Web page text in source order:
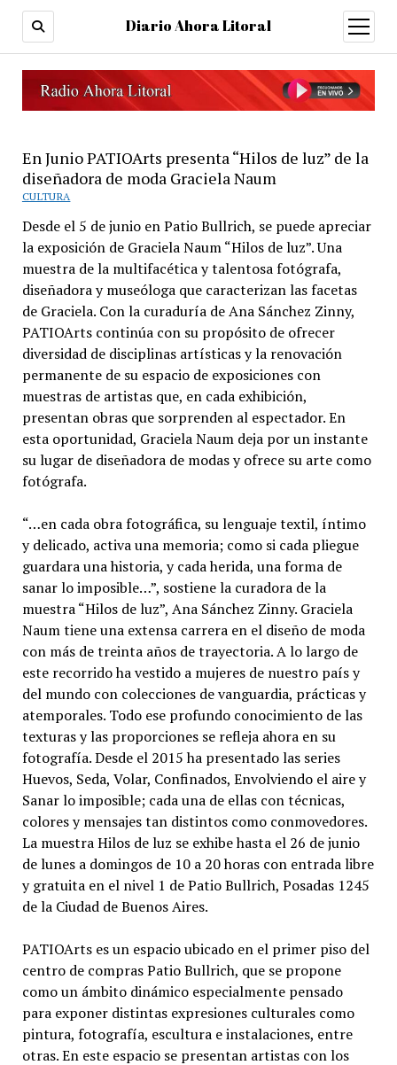
Diario Ahora Litoral
open
menu
En Junio PATIOArts presenta “Hilos de luz” de la
diseñadora de moda Graciela Naum
CULTURA
Desde el 5 de junio en Patio Bullrich, se puede apreciar
la exposición de Graciela Naum “Hilos de luz”. Una
muestra de la multifacética y talentosa fotógrafa,
diseñadora y museóloga que caracterizan las facetas
de Graciela. Con la curaduría de Ana Sánchez Zinny,
PATIOArts continúa con su propósito de ofrecer
diversidad de disciplinas artísticas y la renovación
permanente de su espacio de exposiciones con
muestras de artistas que, en cada exhibición,
presentan obras que sorprenden al espectador. En
esta oportunidad, Graciela Naum deja por un instante
su lugar de diseñadora de modas y ofrece su arte como
fotógrafa.
“…en cada obra fotográfica, su lenguaje textil, íntimo
y delicado, activa una memoria; como si cada pliegue
guardara una historia, y cada herida, una forma de
sanar lo imposible…”, sostiene la curadora de la
muestra “Hilos de luz”, Ana Sánchez Zinny. Graciela
Naum tiene una extensa carrera en el diseño de moda
con más de treinta años de trayectoria. A lo largo de
este recorrido ha vestido a mujeres de nuestro país y
del mundo con colecciones de vanguardia, prácticas y
atemporales. Todo ese profundo conocimiento de las
texturas y las proporciones se refleja ahora en su
fotografía. Desde el 2015 ha presentado las series
Huevos, Seda, Volar, Confinados, Envolviendo el aire y
Sanar lo imposible; cada una de ellas con técnicas,
colores y mensajes tan distintos como conmovedores.
La muestra Hilos de luz se exhibe hasta el 26 de junio
de lunes a domingos de 10 a 20 horas con entrada libre
y gratuita en el nivel 1 de Patio Bullrich, Posadas 1245
de la Ciudad de Buenos Aires.
PATIOArts es un espacio ubicado en el primer piso del
centro de compras Patio Bullrich, que se propone
como un ámbito dinámico especialmente pensado
para exponer distintas expresiones culturales como
pintura, fotografía, escultura e instalaciones, entre
otras. En este espacio se presentan artistas con los